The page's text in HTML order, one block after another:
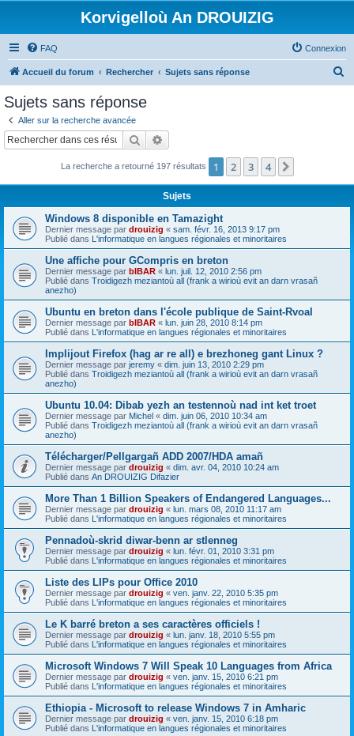
Korvigelloù An DROUIZIG
FAQ Connexion
Accueil du forum Rechercher Sujets sans réponse
c
Sujets sans réponse
Aller sur la recherche avancée
Rechercher
La recherche a retourné 197 résultats 1 2 3 4
Sujets
Windows 8 disponible en Tamazight
Dernier message par drouizig « sam. févr. 16, 2013 9:17 pm
Publié dans L'informatique en langues régionales et minoritaires
Une affiche pour GCompris en breton
Dernier message par bIBAR « lun. juil. 12, 2010 2:56 pm
Publié dans Troidigezh meziantoù all (frank a wirioù evit an darn vrasañ
anezho)
Ubuntu en breton dans l'école publique de Saint-Rvoal
Dernier message par bIBAR « lun. juin 28, 2010 8:14 pm
Publié dans L'informatique en langues régionales et minoritaires
Implijout Firefox (hag ar re all) e brezhoneg gant Linux ?
Dernier message par jeremy « dim. juin 13, 2010 2:29 pm
Publié dans Troidigezh meziantoù all (frank a wirioù evit an darn vrasañ
anezho)
Ubuntu 10.04: Dibab yezh an testennoù nad int ket troet
Dernier message par Michel « dim. juin 06, 2010 10:34 am
Publié dans Troidigezh meziantoù all (frank a wirioù evit an darn vrasañ
anezho)
Télécharger/Pellgargañ ADD 2007/HDA amañ
Dernier message par drouizig « dim. avr. 04, 2010 10:24 am
Publié dans An DROUIZIG Difazier
More Than 1 Billion Speakers of Endangered Languages...
Dernier message par drouizig « lun. mars 08, 2010 11:17 am
Publié dans L'informatique en langues régionales et minoritaires
Pennadoù-skrid diwar-benn ar stlenneg
Dernier message par drouizig « lun. févr. 01, 2010 3:31 pm
Publié dans L'informatique en langues régionales et minoritaires
Liste des LIPs pour Office 2010
Dernier message par drouizig « ven. janv. 22, 2010 5:35 pm
Publié dans L'informatique en langues régionales et minoritaires
Le K barré breton a ses caractères officiels !
Dernier message par drouizig « lun. janv. 18, 2010 5:55 pm
Publié dans L'informatique en langues régionales et minoritaires
Microsoft Windows 7 Will Speak 10 Languages from Africa
Dernier message par drouizig « ven. janv. 15, 2010 6:21 pm
Publié dans L'informatique en langues régionales et minoritaires
Ethiopia - Microsoft to release Windows 7 in Amharic
Dernier message par drouizig « ven. janv. 15, 2010 6:18 pm
Publié dans L'informatique en langues régionales et minoritaires